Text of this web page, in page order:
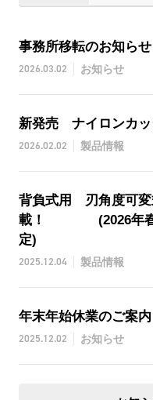
事務所移転のお知らせ
2026.03.02 お知らせ
新発売 ナイロンカ
2026.02.02 製品情報
背負式用 刃角度可変
載！ (2026年春
2025.12.04 製品情報
年末年始休業のご案内
2025.12.02 お知らせ